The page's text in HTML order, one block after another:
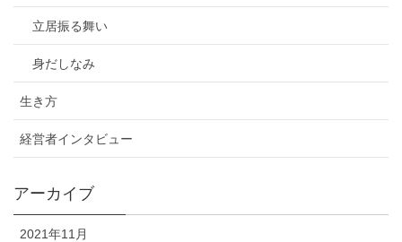
立居振る舞い
身だしなみ
生き方
経営者インタビュー
アーカイブ
2021年11月